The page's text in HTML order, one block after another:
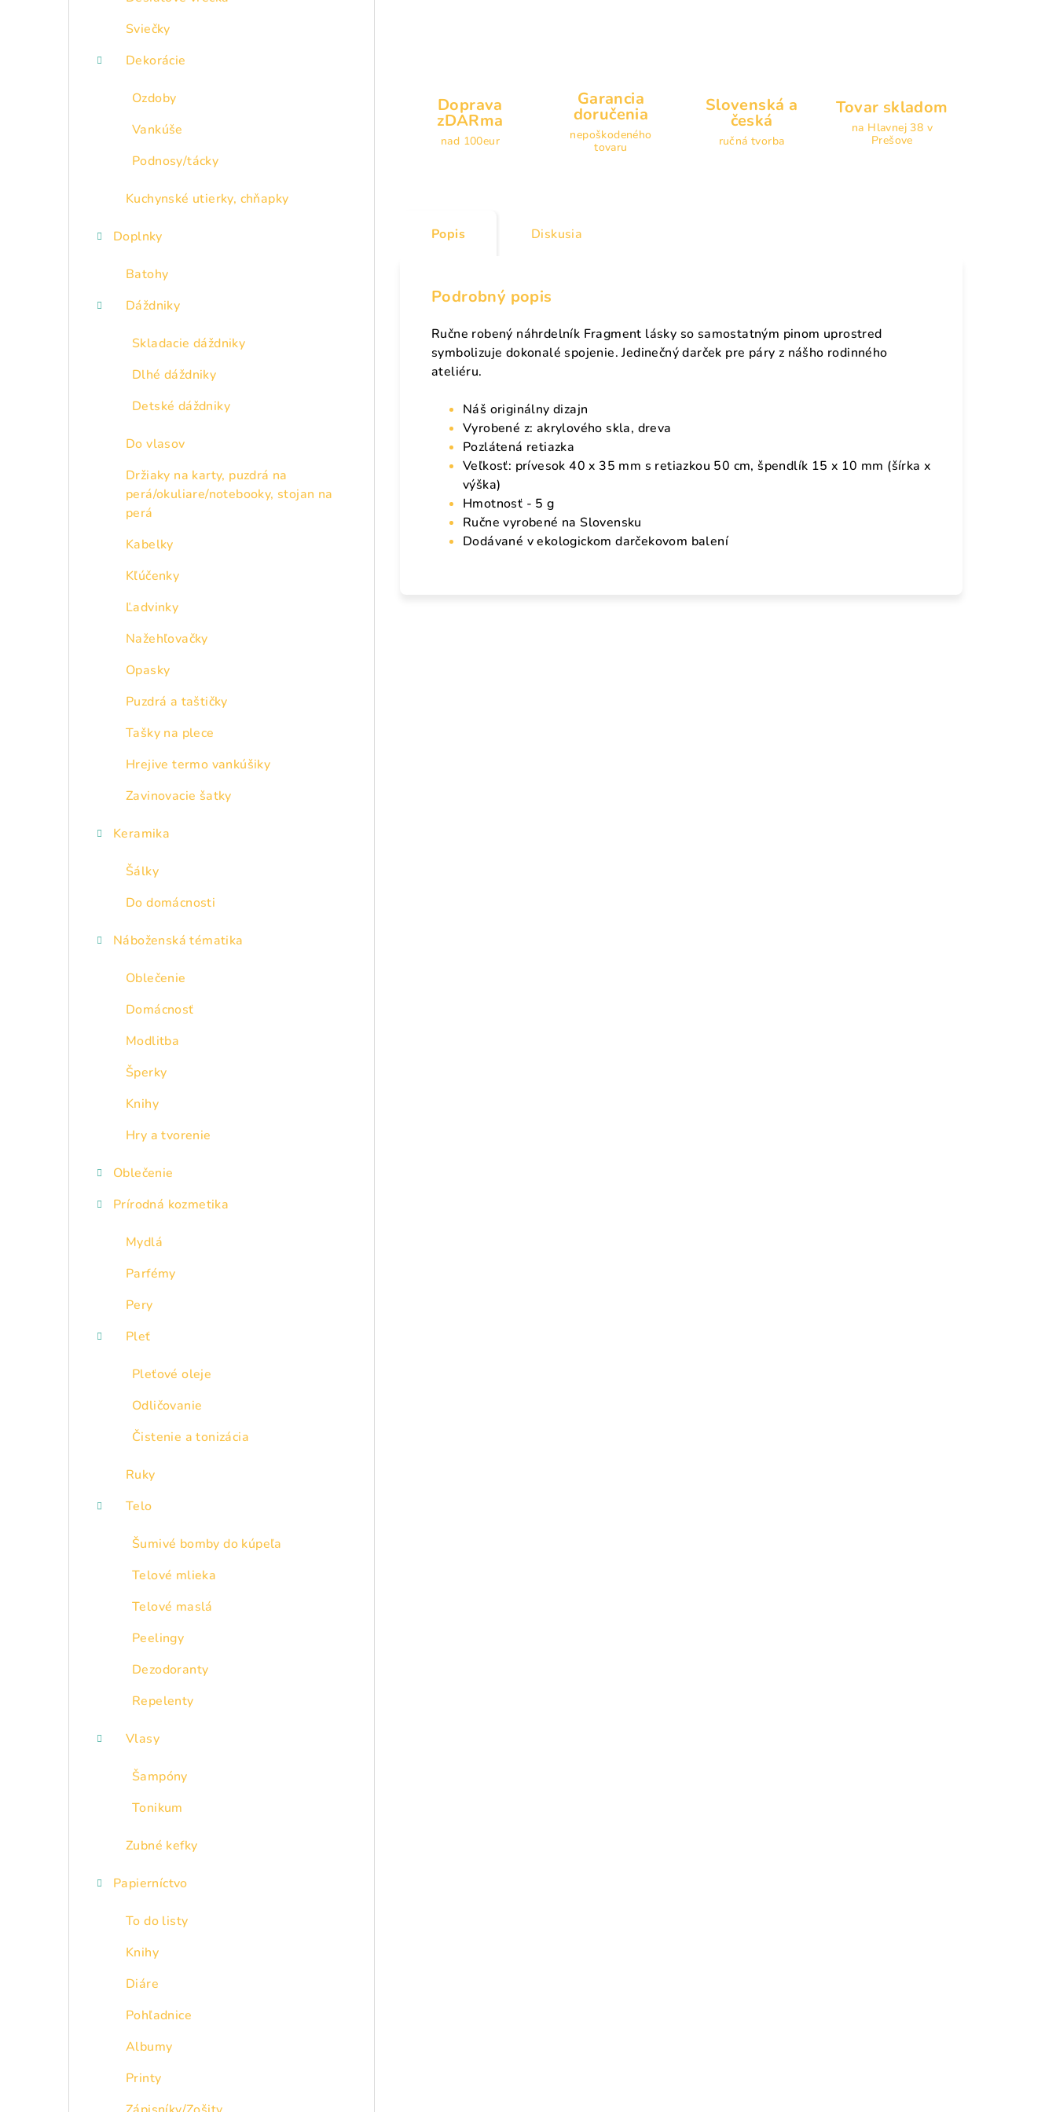
Sviečky
Dekorácie
Ozdoby
Vankúše
Podnosy/tácky
Kuchynské utierky, chňapky
Doplnky
Batohy
Dáždniky
Skladacie dáždniky
Dlhé dáždniky
Detské dáždniky
Do vlasov
Držiaky na karty, puzdrá na
perá/okuliare/notebooky, stojan na
perá
Kabelky
Kľúčenky
Ľadvinky
Nažehľovačky
Opasky
Puzdrá a taštičky
Tašky na plece
Hrejive termo vankúšiky
Zavinovacie šatky
Keramika
Šálky
Do domácnosti
Náboženská tématika
Oblečenie
Domácnosť
Modlitba
Šperky
Knihy
Hry a tvorenie
Oblečenie
Prírodná kozmetika
Mydlá
Parfémy
Pery
Pleť
Pleťové oleje
Odličovanie
Čistenie a tonizácia
Ruky
Telo
Šumivé bomby do kúpeľa
Telové mlieka
Telové maslá
Peelingy
Dezodoranty
Repelenty
Vlasy
Šampóny
Tonikum
Zubné kefky
Papierníctvo
To do listy
Knihy
Diáre
Pohľadnice
Albumy
Printy
Doprava
zDARma
nad 100eur
Garancia
doručenia
nepoškodeného
tovaru
Slovenská a
česká
ručná tvorba
Tovar skladom
na Hlavnej 38 v
Prešove
Popis Diskusia
Podrobný popis
Ručne robený náhrdelník Fragment lásky so samostatným pinom uprostred
symbolizuje dokonalé spojenie. Jedinečný darček pre páry z nášho rodinného
ateliéru.
Náš originálny dizajn
Vyrobené z: akrylového skla, dreva
Pozlátená retiazka
Veľkosť: prívesok 40 x 35 mm s retiazkou 50 cm, špendlík 15 x 10 mm (šírka x
výška)
Hmotnosť - 5 g
Ručne vyrobené na Slovensku
Dodávané v ekologickom darčekovom balení